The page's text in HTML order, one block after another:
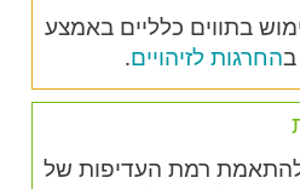
בתווים כלליים באמצע
החרגות לזיהויים.
להתאמת רמת העדיפות של